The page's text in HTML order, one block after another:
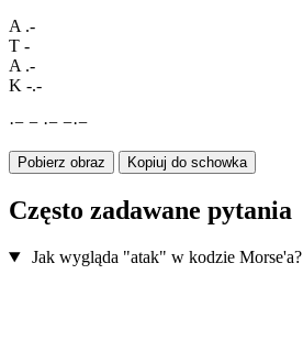
A .-
T -
A .-
K -.-
·− − ·− −·−
Pobierz obraz Kopiuj do schowka
Często zadawane pytania
Jak wygląda "atak" w kodzie Morse'a?